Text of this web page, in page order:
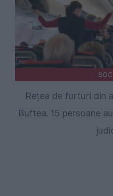
Rețea de furturi din
Buftea. 15 persoane